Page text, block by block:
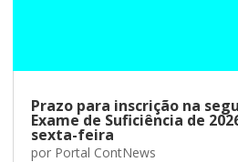
Prazo para inscrição na
Exame de Suficiência de
sexta-feira
por Portal ContNews